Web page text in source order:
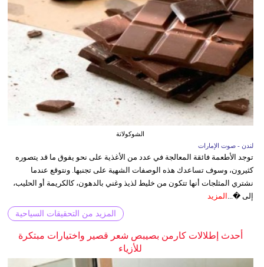
الشوكولاتة
لندن - صوت الإمارات
توجد الأطعمة فائقة المعالجة في عدد من الأغذية على نحو يفوق ما قد يتصوره
كثيرون، وسوف تساعدك هذه الوصفات الشهية على تجنبها. ونتوقع عندما
نشتري المثلجات أنها تتكون من خليط لذيذ وغني بالدهون، كالكريمة أو الحليب،
إلى �... المزيد
المزيد من التحقيقات السياحية
أحدث إطلالات كارمن بصيبص شعر قصير واختيارات مبتكرة
للأزياء